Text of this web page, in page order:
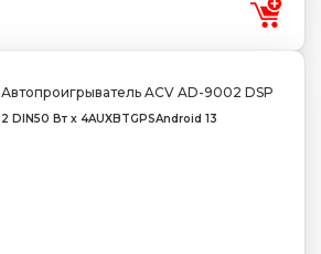
Автопроигрыватель ACV AD-9002 DSP
2 DIN50 Вт х 4AUXBTGPSAndroid 13